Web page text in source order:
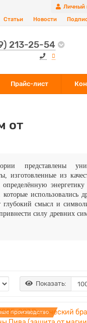
Личный
Статьи Новости
213-25-54
Прайс-лист
от
представлены
изготовленные из
использовались
смысл и
силу древних
Показать:
производство